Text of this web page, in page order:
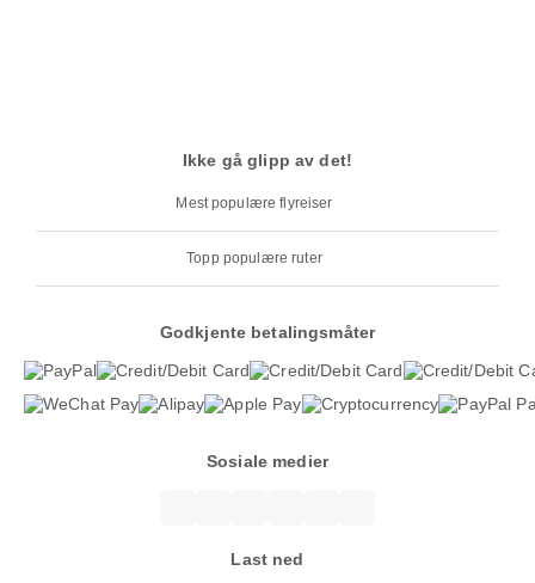
Ikke gå glipp av det!
Mest populære flyreiser
Topp populære ruter
Godkjente betalingsmåter
Sosiale medier
Last ned